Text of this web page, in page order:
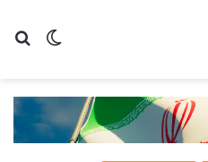
تغییر